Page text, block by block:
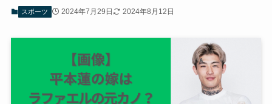
スポーツ 2024年7月29日 2024年8月12日